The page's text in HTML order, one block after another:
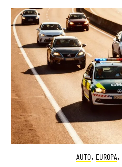
AUTO, EUROPA,